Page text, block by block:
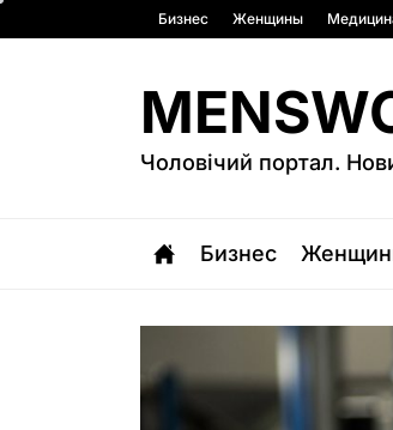
к
Бизнес Женщины
Чоловічий портал.
Бизнес